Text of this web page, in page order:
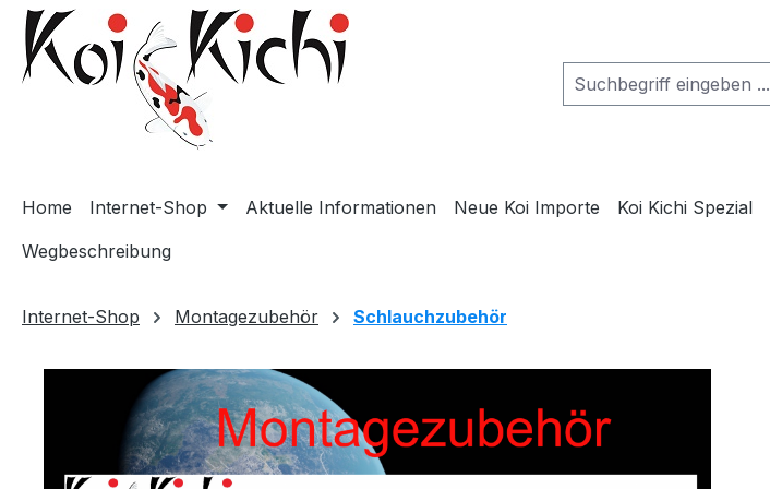
Hauptinhalt springen
Zur Suche springen
Zur Hauptnavigation springen
Home Internet-Shop Aktuelle Informationen Neue Koi Importe Koi Kichi Spezial
Wegbeschreibung
Internet-Shop Montagezubehör Schlauchzubehör